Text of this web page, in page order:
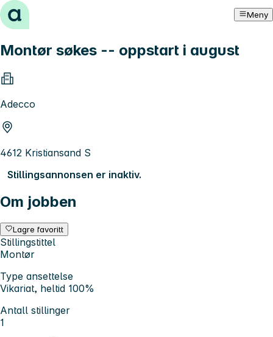
Hopp til innhold Meny
Montør søkes -- oppstart i august
Adecco
4612 Kristiansand S
Stillingsannonsen er inaktiv.
Om jobben
Lagre favoritt
Stillingstittel
Montør
Type ansettelse
Vikariat, heltid 100%
Antall stillinger
1